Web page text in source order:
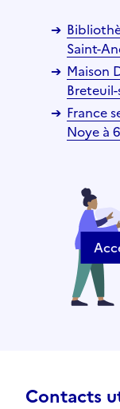
Saint-
Maison
France
Noye à
Contacts